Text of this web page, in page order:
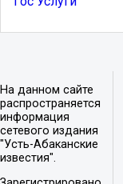
На данном сайте
распространяется
информация
сетевого издания
"Усть-Абаканские
известия".